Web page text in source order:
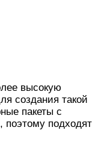
высокую
создания такой
пакеты с
подходят